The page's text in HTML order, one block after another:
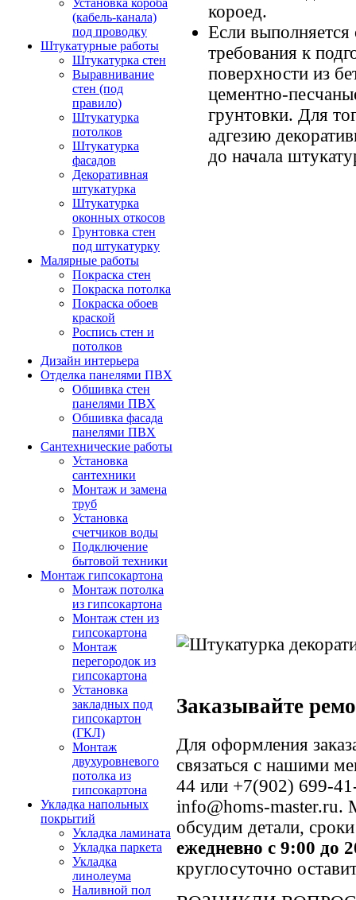
Установка короба
(кабель-канала)
под проводку
Штукатурные работы
Штукатурка стен
Выравнивание
стен (под
правило)
Штукатурка
потолков
Штукатурка
фасадов
Декоративная
штукатурка
Штукатурка
оконных откосов
Грунтовка стен
под штукатурку
Малярные работы
Покраска стен
Покраска потолка
Покраска обоев
краской
Роспись стен и
потолков
Дизайн интерьера
Отделка панелями ПВХ
Обшивка стен
панелями ПВХ
Обшивка фасада
панелями ПВХ
Сантехнические работы
Установка
сантехники
Монтаж и замена
труб
Установка
счетчиков воды
Подключение
бытовой техники
Монтаж гипсокартона
Монтаж потолка
из гипсокартона
Монтаж стен из
гипсокартона
Монтаж
перегородок из
гипсокартона
Установка
закладных под
гипсокартон
(ГКЛ)
Монтаж
двухуровневого
потолка из
гипсокартона
Укладка напольных
покрытий
Укладка ламината
Укладка паркета
Укладка
линолеума
Наливной пол
короед.
Если
требования к
поверхности из
цементно-
грунтовки. Для
адгезию
до начала
Заказывайте
Для оформления
связаться с нашими
44 или +7(902) 699-
info@homs-master.ru.
обсудим детали,
ежедневно с 9:00 до
круглосуточно